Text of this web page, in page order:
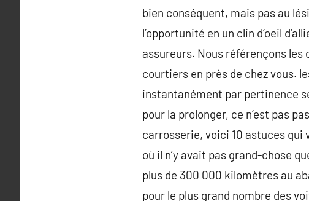
bien conséquent, mais pas au
l’opportunité en un clin d’oeil
assureurs. Nous référençons les
courtiers en près de chez vous.
instantanément par pertinence
pour la prolonger, ce n’est pas
carrosserie, voici 10 astuces qui
où il n’y avait pas grand-chose
plus de 300 000 kilomètres au
pour le plus grand nombre des